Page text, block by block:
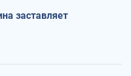
заставляет